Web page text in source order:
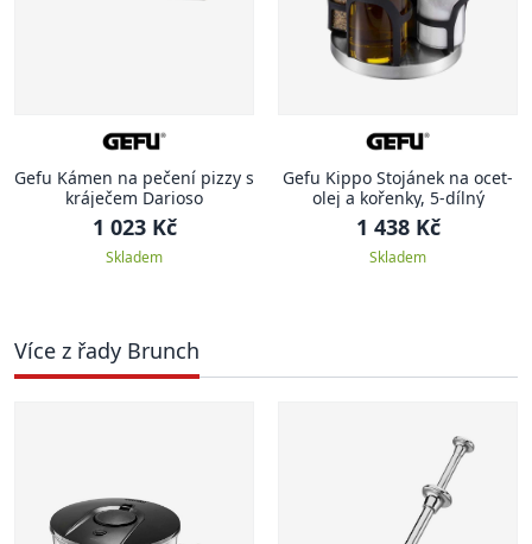
Gefu Kámen na pečení pizzy s
kráječem Darioso
1 023 Kč
Skladem
Gefu Kippo Stojánek na ocet-
olej a kořenky, 5-dílný
1 438 Kč
Skladem
Více z řady Brunch